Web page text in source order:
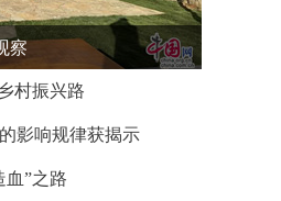
察
村振兴路
影响规律获揭示
血”之路